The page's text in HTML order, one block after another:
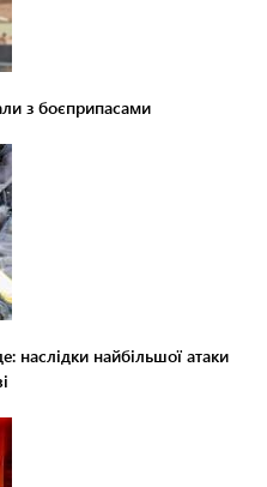
з боєприпасами
наслідки найбільшої атаки